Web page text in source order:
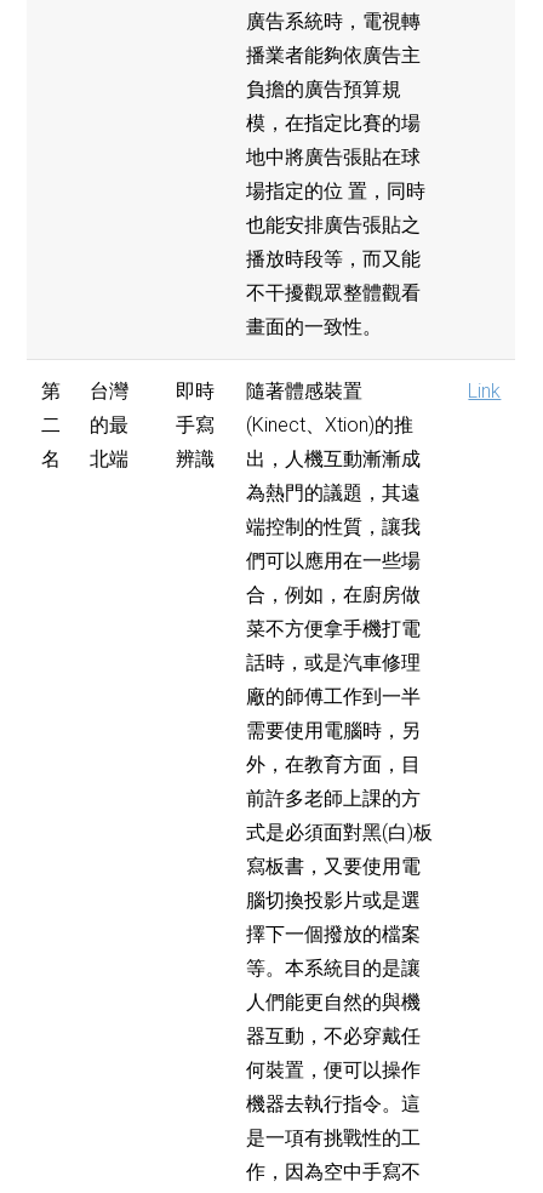
廣告系統時，電視轉
播業者能夠依廣告主
負擔的廣告預算規
模，在指定比賽的場
地中將廣告張貼在球
場指定的位 置，同時
也能安排廣告張貼之
播放時段等，而又能
不干擾觀眾整體觀看
畫面的一致性。
第
二
名
台灣
的最
北端
即時
手寫
辨識
隨著體感裝置
(Kinect、Xtion)的推
出，人機互動漸漸成
為熱門的議題，其遠
端控制的性質，讓我
們可以應用在一些場
合，例如，在廚房做
菜不方便拿手機打電
話時，或是汽車修理
廠的師傅工作到一半
需要使用電腦時，另
外，在教育方面，目
前許多老師上課的方
式是必須面對黑(白)板
寫板書，又要使用電
腦切換投影片或是選
擇下一個撥放的檔案
等。本系統目的是讓
人們能更自然的與機
器互動，不必穿戴任
何裝置，便可以操作
機器去執行指令。這
是一項有挑戰性的工
作，因為空中手寫不
Link